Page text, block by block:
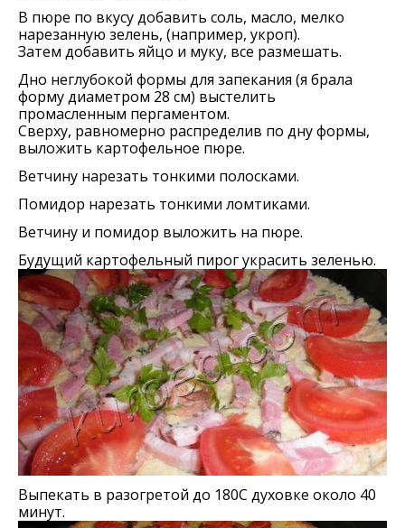
В пюре по вкусу добавить соль, масло, мелко
нарезанную зелень, (например, укроп).
Затем добавить яйцо и муку, все размешать.
Дно неглубокой формы для запекания (я брала
форму диаметром 28 см) выстелить
промасленным пергаментом.
Сверху, равномерно распределив по дну формы,
выложить картофельное пюре.
Ветчину нарезать тонкими полосками.
Помидор нарезать тонкими ломтиками.
Ветчину и помидор выложить на пюре.
Будущий картофельный пирог украсить зеленью.
Выпекать в разогретой до 180С духовке около 40
минут.